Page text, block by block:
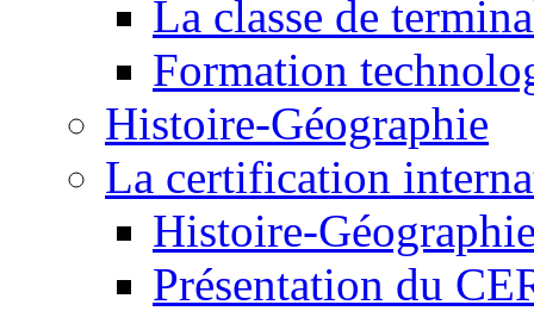
La classe de
Formation
Histoire-Géographie
La certification
Histoire-
Présentation du